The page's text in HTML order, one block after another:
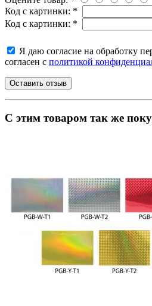
Код с картинки: *
Код с картинки: *
Я даю согласие на обработку
согласен с политикой
C этим товаром так же